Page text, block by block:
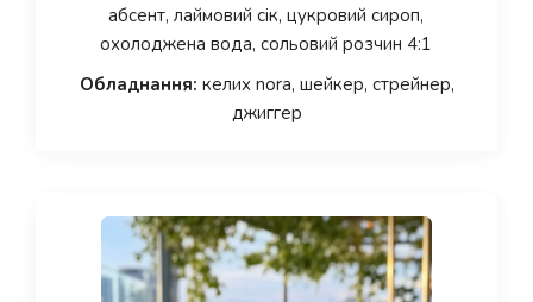
абсент, лаймовий сік, цукровий сироп,
охолоджена вода, сольовий розчин 4:1
Обладнання: келих nora, шейкер, стрейнер,
джиггер